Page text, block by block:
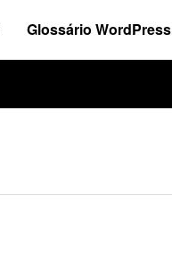
Glossário WordPress